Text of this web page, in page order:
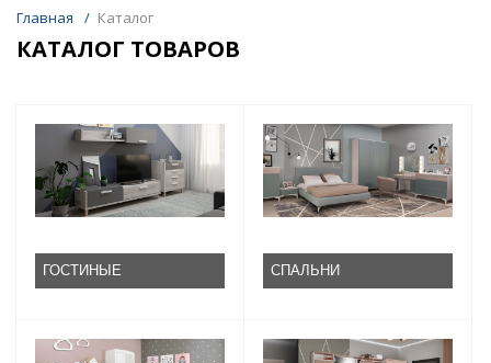
Главная / Каталог
КАТАЛОГ ТОВАРОВ
ГОСТИНЫЕ СПАЛЬНИ